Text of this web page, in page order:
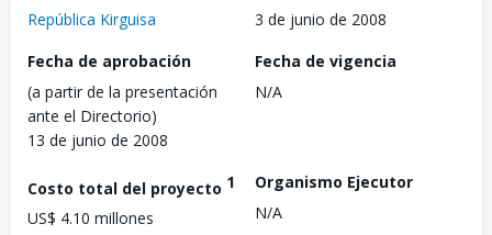
República Kirguisa
3 de junio de 2008
Fecha de aprobación
(a partir de la presentación
ante el Directorio)
13 de junio de 2008
Fecha de vigencia
N/A
Costo total del proyecto 1
US$ 4.10 millones
Organismo Ejecutor
N/A